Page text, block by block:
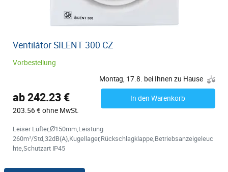
Ventilátor SILENT 300 CZ
Vorbestellung
Montag, 17.8. bei Ihnen zu Hause
ab 242.23 €
203.56 € ohne MwSt.
In den Warenkorb
Leiser Lüfter,Ø150mm,Leistung
260m³/Std,32dB(A),Kugellager,Rückschlagklappe,Betriebsanzeigeleuc
hte,Schutzart IP45